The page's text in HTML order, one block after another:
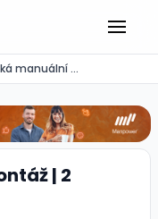
Lehká manuální montáž | 2 směny
| 2